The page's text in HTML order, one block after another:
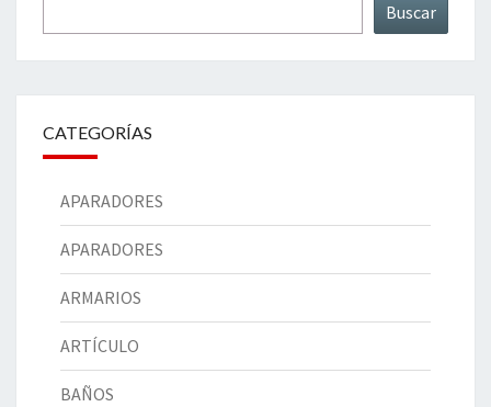
Buscar
CATEGORÍAS
APARADORES
APARADORES
ARMARIOS
ARTÍCULO
BAÑOS